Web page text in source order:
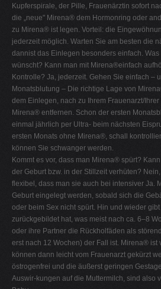
Kupferspirale, der Pille, Frauenärztin sofort
die „neue" Mirena® dem Hormonring oder
zu Mirena® ist legen. Vorteil: die
jederzeit möglich. Warten Sie am besten die
dannist das Einlegen besonders einfach.
wünscht? Kann man mit Mirena®einfach
Kontrolle? Ja, jederzeit. Gehen Sie einfach –
Monatsblutung – Die richtige Lage von
dem Einlegen, nach zu Ihrem Frauenarzt/
Mirena® entfernen. Schon der ersten
einmal jährlich per Ultra- beim nächsten
ersten Monats ohne Mirena®, schall
können Sie schwanger werden.
Kommt es vor, dass man Mirena® spürt?
der Geburt bzw. in der Stillzeit verhüten?
flexibel, dass man sie auch bei intensiver Ja.
Geburt eingelegt werden, sobald sich die
oder beim Sex nicht spürt. Hin und wieder
zurückgebildet hat, was meist nach ca. 6–8
oder ihre Partner die Rückholfäden als
erst nach 12 Wochen) der Fall ist. Mirena® ist
können dann leicht vom Frauenarzt gekürzt
östrogenfrei und die äußerst geringen
Auswir-kungen auf die Muttermilch, sind also